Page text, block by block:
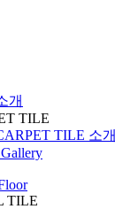
개
TILE
TILE 소개
TILE